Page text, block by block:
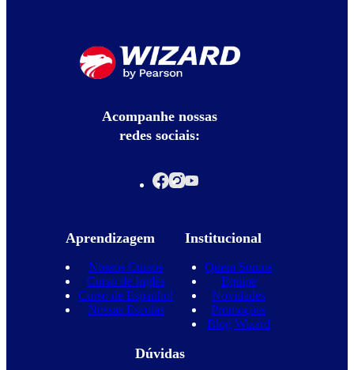
Acompanhe nossas
redes sociais:
Aprendizagem
Nossos Cursos
Curso de Inglês
Curso de Espanhol
Nossas Escolas
Institucional
Quem Somos
Equipe
Novidades
Promoções
Blog Wizard
Dúvidas